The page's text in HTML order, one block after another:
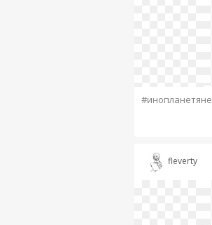
#инопланетяне
fleverty